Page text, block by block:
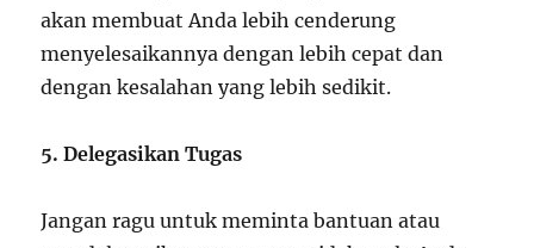
akan membuat Anda lebih cenderung
menyelesaikannya dengan lebih cepat dan
dengan kesalahan yang lebih sedikit.
5. Delegasikan Tugas
Jangan ragu untuk meminta bantuan atau